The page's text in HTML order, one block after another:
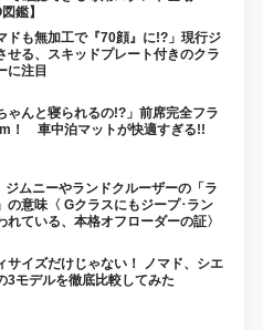
鑑】
ドも無加工で『70顔』に!?」現行ジ
せる、スキッドプレート付きのクラ
に注目
ゃんと寝られるの!?」前席完全フラ
！ 車中泊マットが快適すぎる!!
ジムニーやランドクルーザーの「ラ
の意味〈 Gクラスにもジープ･ラン
れている、本格オフローダーの証〉
サイズだけじゃない！ ノマド、シエ
3モデルを徹底比較してみた